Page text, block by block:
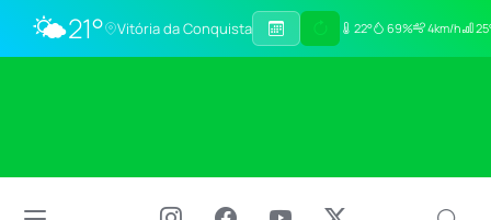
🌤️21° Vitória da Conquista 22° 69% 4km/h